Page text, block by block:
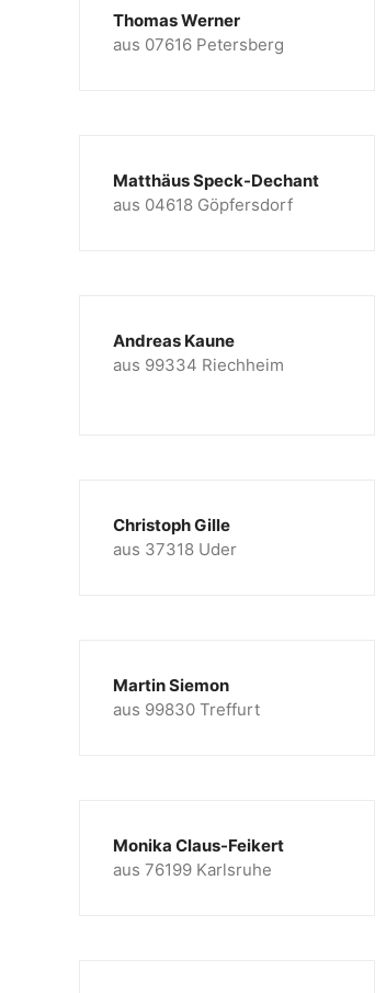
Thomas Werner
aus 07616 Petersberg
Matthäus Speck-Dechant
aus 04618 Göpfersdorf
Andreas Kaune
aus 99334 Riechheim
Christoph Gille
aus 37318 Uder
Martin Siemon
aus 99830 Treffurt
Monika Claus-Feikert
aus 76199 Karlsruhe